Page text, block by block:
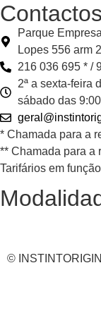
Contactos
Parque
Lopes 556 arm
216 036 695 * /
2ª a sexta-feira
sábado das
* Chamada para a
** Chamada para a
Tarifários em
©